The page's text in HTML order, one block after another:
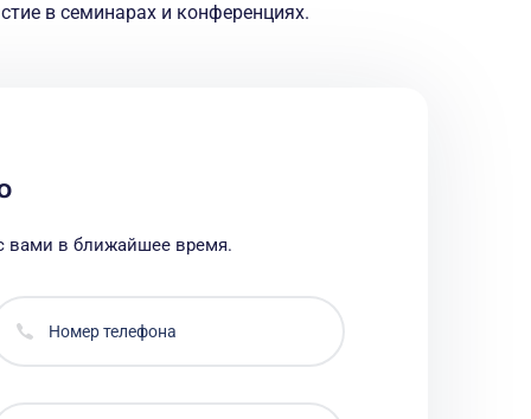
в семинарах и конференциях.
вами в ближайшее время.